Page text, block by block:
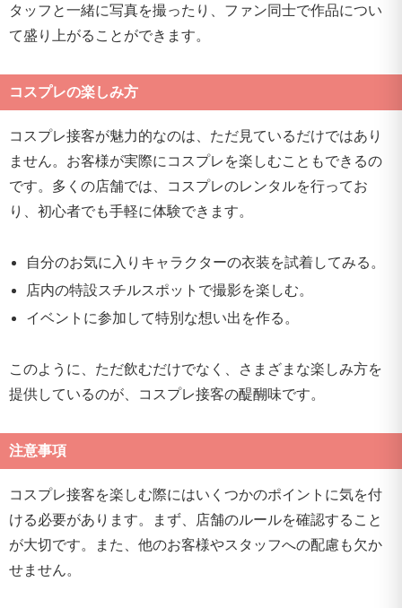
タッフと一緒に写真を撮ったり、ファン同士で作品につい
て盛り上がることができます。
コスプレの楽しみ方
コスプレ接客が魅力的なのは、ただ見ているだけではあり
ません。お客様が実際にコスプレを楽しむこともできるの
です。多くの店舗では、コスプレのレンタルを行ってお
り、初心者でも手軽に体験できます。
自分のお気に入りキャラクターの衣装を試着してみる。
店内の特設スチルスポットで撮影を楽しむ。
イベントに参加して特別な想い出を作る。
このように、ただ飲むだけでなく、さまざまな楽しみ方を
提供しているのが、コスプレ接客の醍醐味です。
注意事項
コスプレ接客を楽しむ際にはいくつかのポイントに気を付
ける必要があります。まず、店舗のルールを確認すること
が大切です。また、他のお客様やスタッフへの配慮も欠か
せません。